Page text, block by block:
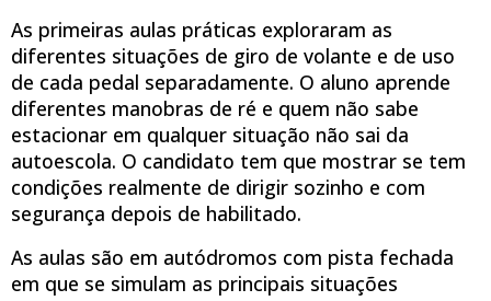
As primeiras aulas práticas exploraram as
diferentes situações de giro de volante e de uso
de cada pedal separadamente. O aluno aprende
diferentes manobras de ré e quem não sabe
estacionar em qualquer situação não sai da
autoescola. O candidato tem que mostrar se tem
condições realmente de dirigir sozinho e com
segurança depois de habilitado.
As aulas são em autódromos com pista fechada
em que se simulam as principais situações